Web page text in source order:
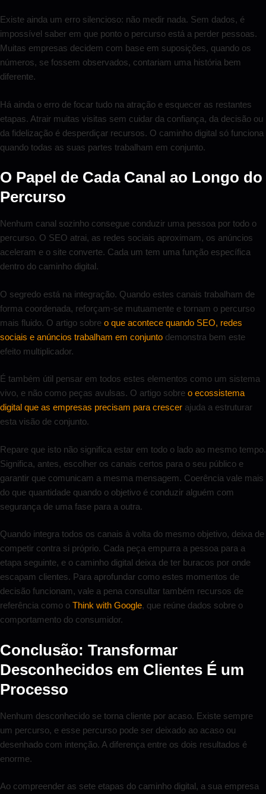
Existe ainda um erro silencioso: não medir nada. Sem dados, é
impossível saber em que ponto o percurso está a perder pessoas.
Muitas empresas decidem com base em suposições, quando os
números, se fossem observados, contariam uma história bem
diferente.
Há ainda o erro de focar tudo na atração e esquecer as restantes
etapas. Atrair muitas visitas sem cuidar da confiança, da decisão ou
da fidelização é desperdiçar recursos. O caminho digital só funciona
quando todas as suas partes trabalham em conjunto.
O Papel de Cada Canal ao Longo do
Percurso
Nenhum canal sozinho consegue conduzir uma pessoa por todo o
percurso. O SEO atrai, as redes sociais aproximam, os anúncios
aceleram e o site converte. Cada um tem uma função específica
dentro do caminho digital.
O segredo está na integração. Quando estes canais trabalham de
forma coordenada, reforçam-se mutuamente e tornam o percurso
mais fluido. O artigo sobre o que acontece quando SEO, redes
sociais e anúncios trabalham em conjunto demonstra bem este
efeito multiplicador.
É também útil pensar em todos estes elementos como um sistema
vivo, e não como peças avulsas. O artigo sobre o ecossistema
digital que as empresas precisam para crescer ajuda a estruturar
esta visão de conjunto.
Repare que isto não significa estar em todo o lado ao mesmo tempo.
Significa, antes, escolher os canais certos para o seu público e
garantir que comunicam a mesma mensagem. Coerência vale mais
do que quantidade quando o objetivo é conduzir alguém com
segurança de uma fase para a outra.
Quando integra todos os canais à volta do mesmo objetivo, deixa de
competir contra si próprio. Cada peça empurra a pessoa para a
etapa seguinte, e o caminho digital deixa de ter buracos por onde
escapam clientes. Para aprofundar como estes momentos de
decisão funcionam, vale a pena consultar também recursos de
referência como o Think with Google, que reúne dados sobre o
comportamento do consumidor.
Conclusão: Transformar
Desconhecidos em Clientes É um
Processo
Nenhum desconhecido se torna cliente por acaso. Existe sempre
um percurso, e esse percurso pode ser deixado ao acaso ou
desenhado com intenção. A diferença entre os dois resultados é
enorme.
Ao compreender as sete etapas do caminho digital, a sua empresa